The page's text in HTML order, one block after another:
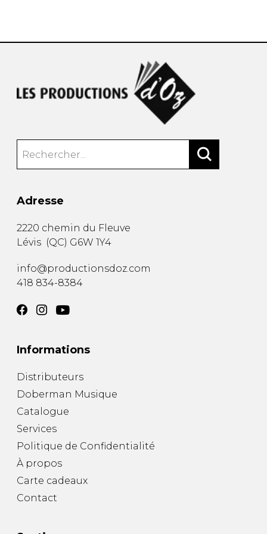
Adresse
2220 chemin du Fleuve
Lévis (QC) G6W 1Y4
info@productionsdoz.com
418 834-8384
Informations
Distributeurs
Doberman Musique
Catalogue
Services
Politique de Confidentialité
À propos
Carte cadeaux
Contact